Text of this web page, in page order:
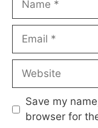
Email
Website
Save my
browser for